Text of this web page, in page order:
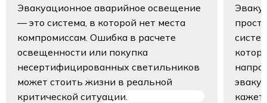
Эвакуационное аварийное освещение
— это система, в которой нет места
компромиссам. Ошибка в расчете
освещенности или покупка
несертифицированных светильников
может стоить жизни в реальной
критической ситуации.